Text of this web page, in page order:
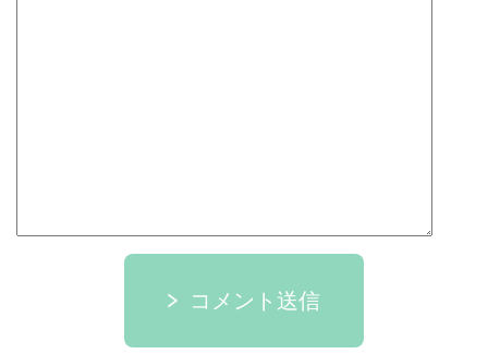
コメント送信